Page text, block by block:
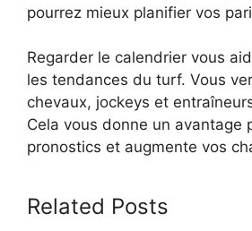
pourrez mieux planifier vos
Regarder le calendrier vous
les tendances du turf. Vous
chevaux, jockeys et
Cela vous donne un avantage
pronostics et augmente vos
Related Posts